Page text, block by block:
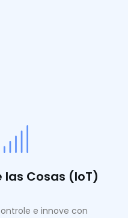
Cosas (IoT)
e innove con